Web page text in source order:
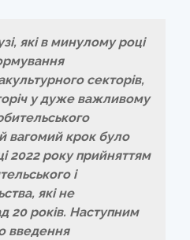
які в минулому році
секторів,
у дуже важливому
вагомий крок було
2022 року прийняттям
і
які не
20 років. Наступним
введення